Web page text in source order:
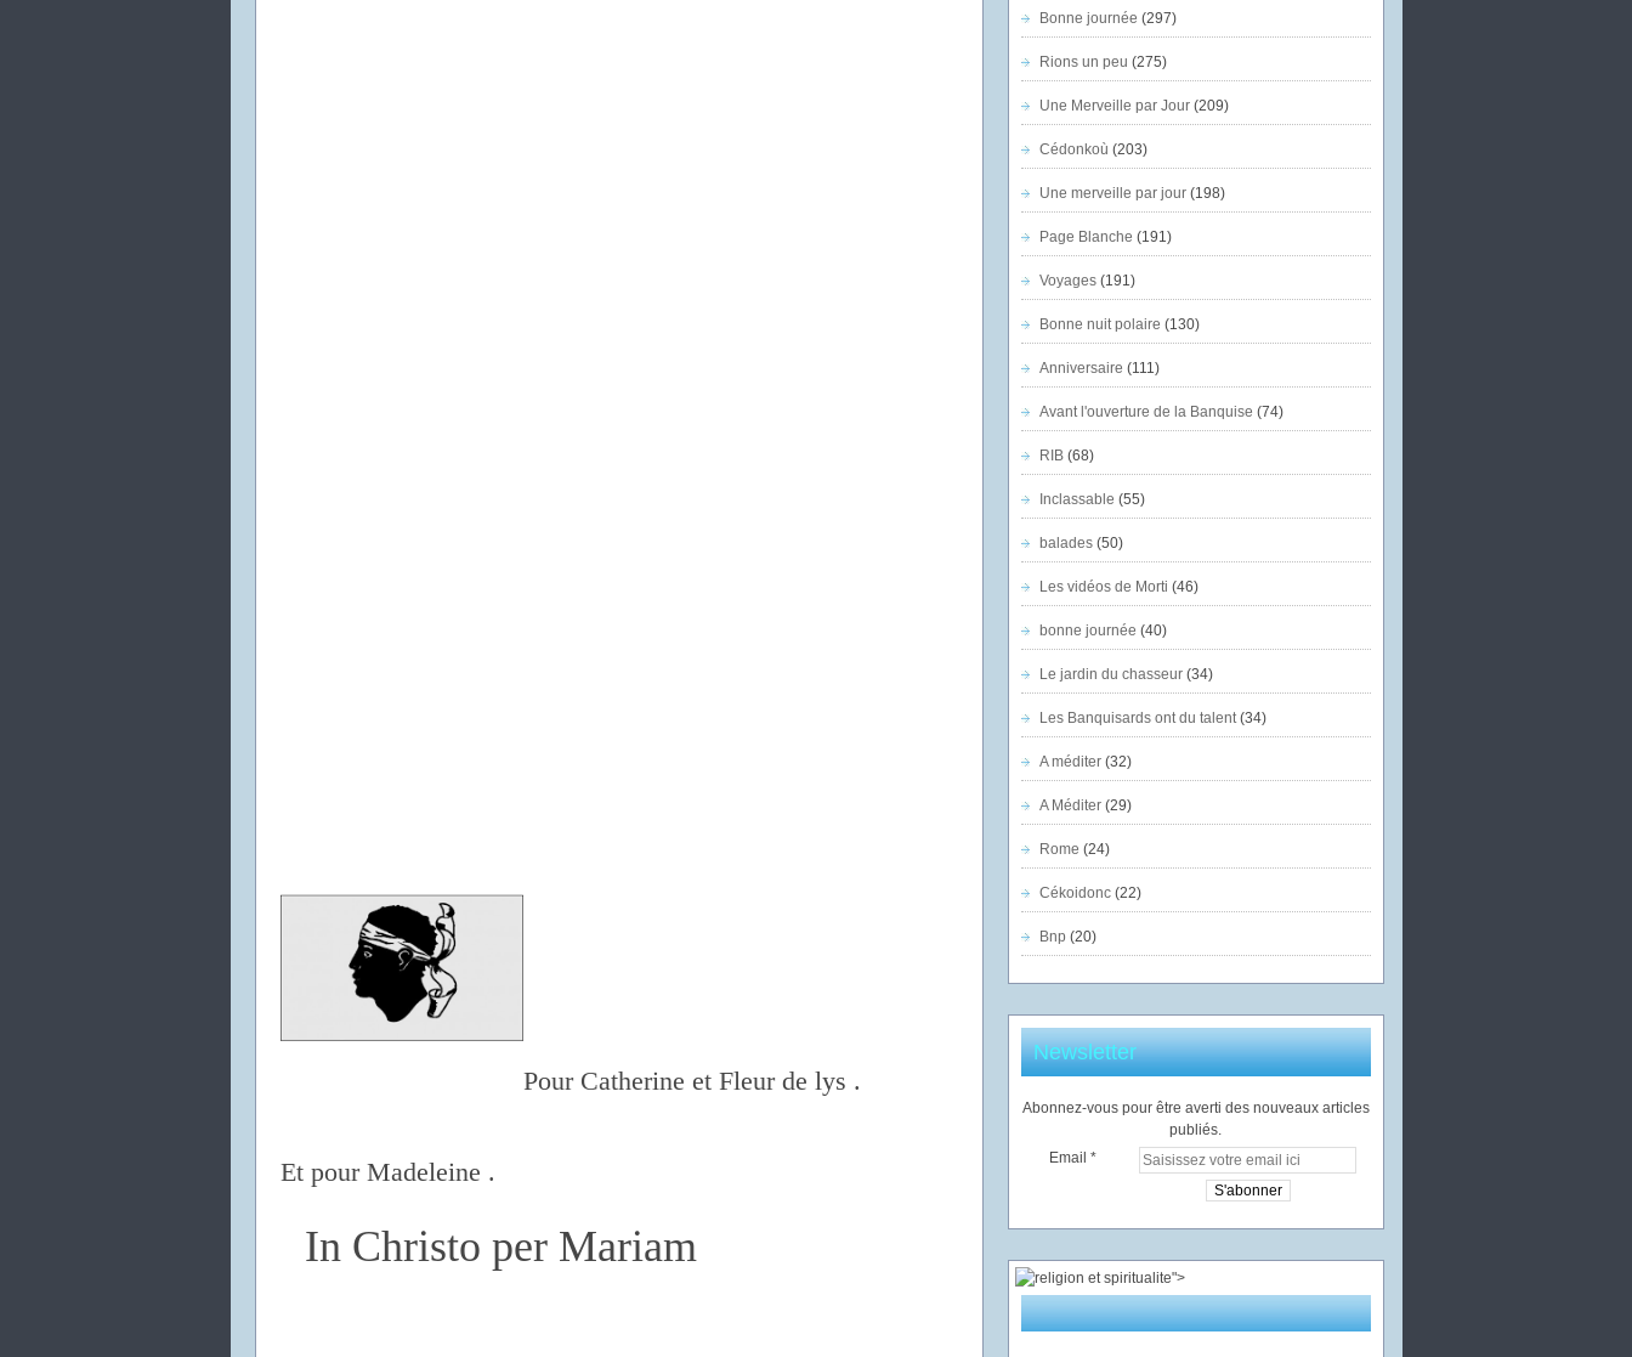
Pour Catherine et Fleur de lys .
Et pour Madeleine .
In Christo per Mariam
Bonne journée (297)
Rions un peu (275)
Une Merveille par Jour(209)
Cédonkoù (203)
Une merveille par jour(198)
Page Blanche (191)
Voyages(191)
Bonne nuit polaire (130)
Anniversaire (111)
Avant l'ouverture de la Banquise (74)
RIB(68)
Inclassable (55)
balades(50)
Les vidéos de Morti (46)
bonne journée (40)
Le jardin du chasseur(34)
Les Banquisards ont du talent(34)
A méditer(32)
A Méditer(29)
Rome (24)
Cékoidonc(22)
Bnp (20)
Newsletter
Abonnez-vous pour être averti des nouveaux articles
publiés.
Email
">